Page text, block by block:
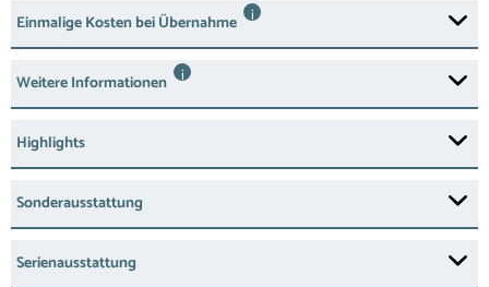
Einmalige Kosten bei Übernahme i
Weitere Informationen i
Highlights
Sonderausstattung
Serienausstattung